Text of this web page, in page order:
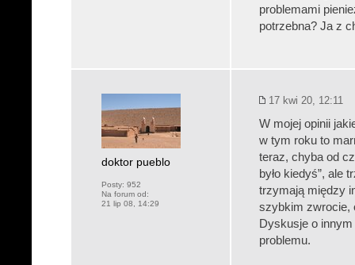
problemami
potrzebna? Ja z
doktor pueblo
Posty: 952
Na forum od:
21 lip 08, 14:29
17 kwi 20, 12:11
W mojej opinii
w tym roku to
teraz, chyba od
było kiedyś”, ale
trzymają między
szybkim zwrocie,
Dyskusje o
problemu.